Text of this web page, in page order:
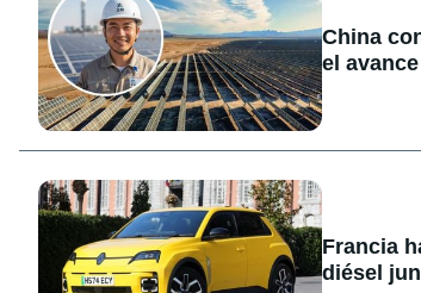
China
el
Francia
diésel